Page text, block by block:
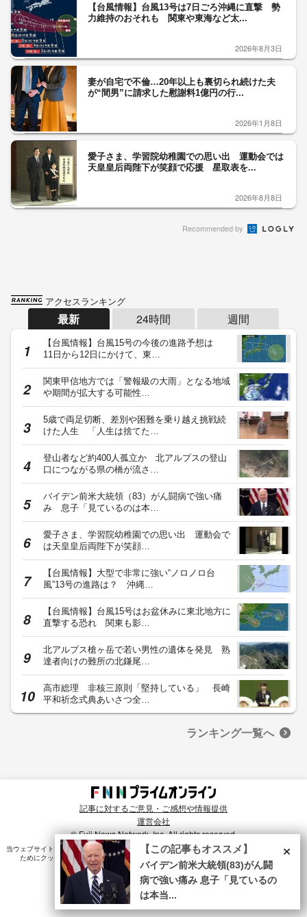
【台風情報】台風13号は7日ごろ沖縄に直撃 勢
力維持のおそれも 関東や東海など太...
2026年8月3日
妻が自宅で不倫…20年以上も裏切られ続けた夫
が“間男”に請求した慰謝料1億円の行...
2026年1月8日
愛子さま、学習院幼稚園での思い出 運動会では
天皇皇后両陛下が笑顔で応援 星取表を...
2026年8月8日
Recommended by
アクセスランキング
最新 24時間 週間
【台風情報】台風15号の今後の進路予想は
11日から12日にかけて、東…
関東甲信地方では「警報級の大雨」となる地域
や期間が拡大する可能性…
5歳で両足切断、差別や困難を乗り越え挑戦続
けた人生 「人生は捨てた…
登山者など約400人孤立か 北アルプスの登山
口につながる県の橋が流さ…
バイデン前米大統領（83）がん闘病で強い痛
み 息子「見ているのは本…
愛子さま、学習院幼稚園での思い出 運動会で
は天皇皇后両陛下が笑顔…
【台風情報】大型で非常に強い“ノロノロ台
風”13号の進路は？ 沖縄…
【台風情報】台風15号はお盆休みに東北地方に
直撃する恐れ 関東も影…
北アルプス槍ヶ岳で若い男性の遺体を発見 熟
達者向けの難所の北鎌尾…
高市総理 非核三原則「堅持している」 長崎
平和祈念式典あいさつ全…
ランキング一覧へ
記事に対するご意見・ご感想や情報提供
運営会社
© Fuji News Network, Inc. All rights reserved.
当ウェブサイトでは、ユーザのニーズ・興味・関⼼に合致したコンテンツや広告配信を提供する
ためにクッキーを使⽤しています。詳細は、
プライバシーポリシー をご確認ください。×
【この記事もオススメ】
バイデン前米大統領(83)がん闘
病で強い痛み 息子「見ているの
は本当...